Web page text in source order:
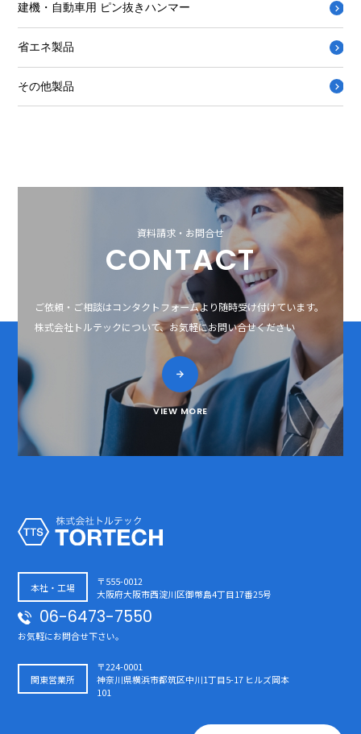
建機・自動車用 ピン抜きハンマー
省エネ製品
その他製品
資料請求・お問合せ
CONTACT
ご依頼・ご相談はコンタクトフォームより随時受け付けています。
株式会社トルテックについて、お気軽にお問い合せください
VIEW MORE
本社・工場
〒555-0012
大阪府大阪市西淀川区御幣島4丁目17番25号
06-6473-7550
お気軽にお問合せ下さい。
関東営業所
〒224-0001
神奈川県横浜市都筑区中川1丁目5-17 ヒルズ岡本
101